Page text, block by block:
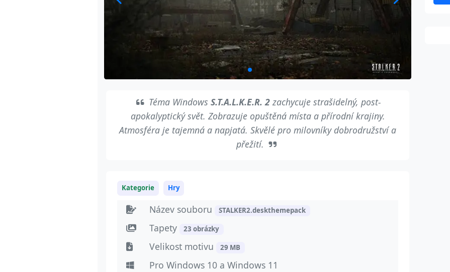
Téma WindowsS.T.A.L.K.E.R. 2zachycuje strašidelný, post-
apokalyptický svět. Zobrazuje opuštěná místa a přírodní krajiny.
Atmosféra je tajemná a napjatá. Skvělé pro milovníky dobrodružství a
přežití.
Kategorie Hry
Název souboru STALKER2.deskthemepack
Tapety 23 obrázky
Velikost motivu 29 MB
Pro Windows 10 a Windows 11